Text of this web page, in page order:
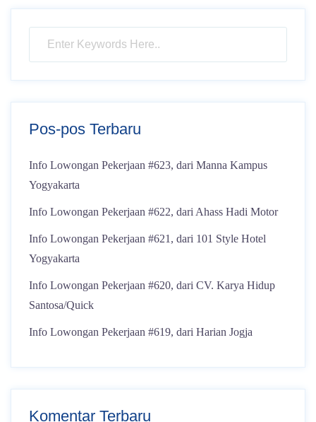
Pos-pos Terbaru
Info Lowongan Pekerjaan #623, dari Manna Kampus
Yogyakarta
Info Lowongan Pekerjaan #622, dari Ahass Hadi Motor
Info Lowongan Pekerjaan #621, dari 101 Style Hotel
Yogyakarta
Info Lowongan Pekerjaan #620, dari CV. Karya Hidup
Santosa/Quick
Info Lowongan Pekerjaan #619, dari Harian Jogja
Komentar Terbaru